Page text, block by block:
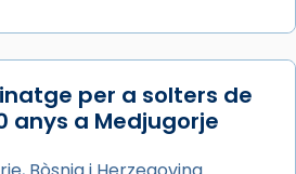
de Barcelona
per a solters de
anys a Medjugorje